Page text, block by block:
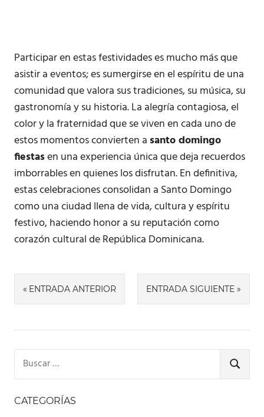
Participar en estas festividades es mucho más que
asistir a eventos; es sumergirse en el espíritu de una
comunidad que valora sus tradiciones, su música, su
gastronomía y su historia. La alegría contagiosa, el
color y la fraternidad que se viven en cada uno de
estos momentos convierten a santo domingo
fiestasen una experiencia única que deja recuerdos
imborrables en quienes los disfrutan. En definitiva,
estas celebraciones consolidan a Santo Domingo
como una ciudad llena de vida, cultura y espíritu
festivo, haciendo honor a su reputación como
corazón cultural de República Dominicana.
Navegación
de
entradas
ENTRADA ANTERIOR ENTRADA SIGUIENTE
BUSCAR
CATEGORÍAS